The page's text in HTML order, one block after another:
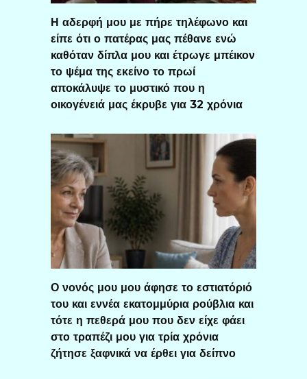
Η αδερφή μου με πήρε τηλέφωνο και
είπε ότι ο πατέρας μας πέθανε ενώ
καθόταν δίπλα μου και έτρωγε μπέικον
το ψέμα της εκείνο το πρωί
αποκάλυψε το μυστικό που η
οικογένειά μας έκρυβε για 32 χρόνια
Ο νονός μου μου άφησε το εστιατόριό
του και εννέα εκατομμύρια ρούβλια και
τότε η πεθερά μου που δεν είχε φάει
στο τραπέζι μου για τρία χρόνια
ζήτησε ξαφνικά να έρθει για δείπνο